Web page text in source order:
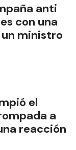
anti
con una
ministro
el
a
reacción